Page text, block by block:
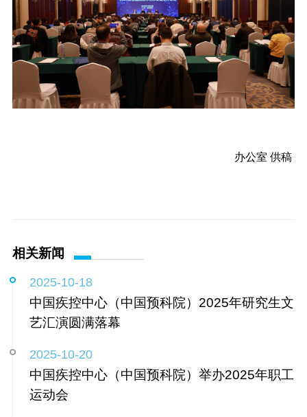
办公室 供稿
相关新闻
2025-10-18
中国疾控中心（中国预科院）2025年研究生文
艺汇演圆满落幕
2025-10-20
中国疾控中心（中国预科院）举办2025年职工
运动会